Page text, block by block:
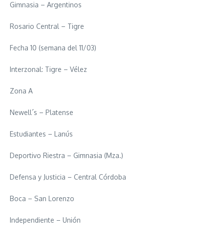
Gimnasia – Argentinos
Rosario Central – Tigre
Fecha 10 (semana del 11/03)
Interzonal: Tigre – Vélez
Zona A
Newell´s – Platense
Estudiantes – Lanús
Deportivo Riestra – Gimnasia (Mza.)
Defensa y Justicia – Central Córdoba
Boca – San Lorenzo
Independiente – Unión